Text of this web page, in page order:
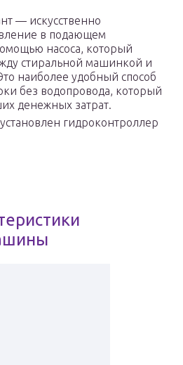
— искусственно
в подающем
насоса, который
стиральной машинкой и
наиболее удобный способ
без водопровода, который
денежных затрат.
гидроконтроллер